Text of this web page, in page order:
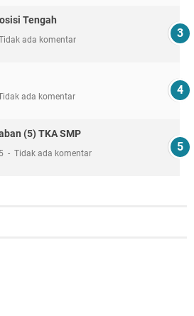
Tengah
ada komentar
ada komentar
(5) TKA SMP
Tidak ada komentar